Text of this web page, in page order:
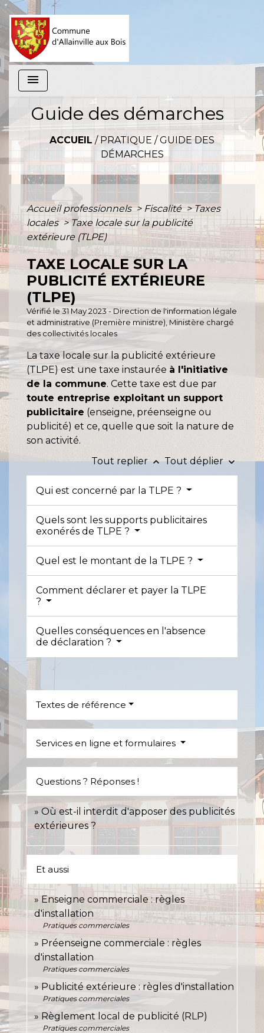
menu
Guide des démarches
ACCUEIL / PRATIQUE /GUIDE DES
DÉMARCHES
Accueil professionnels> Fiscalité> Taxes
locales > Taxe locale sur la publicité
extérieure (TLPE)
TAXE LOCALE SUR LA
PUBLICITÉ EXTÉRIEURE
(TLPE)
Vérifié le 31 May 2023 - Direction de l'information légale
et administrative (Première ministre), Ministère chargé
des collectivités locales
La taxe locale sur la publicité extérieure
(TLPE) est une taxe instaurée à l'initiative
de la commune. Cette taxe est due par
toute entreprise exploitant un support
publicitaire (enseigne, préenseigne ou
publicité) et ce, quelle que soit la nature de
son activité.
Tout replierkeyboard_arrow_up Tout déplierkeyboard_arrow_down
Qui est concerné par la TLPE ?
Quels sont les supports publicitaires
exonérés de TLPE ?
Quel est le montant de la TLPE ?
Comment déclarer et payer la TLPE
?
Quelles conséquences en l'absence
de déclaration ?
Textes de référence
Services en ligne et formulaires
Questions ? Réponses !
Où est-il interdit d'apposer des publicités
extérieures ?
Et aussi
Enseigne commerciale : règles
d'installation
Pratiques commerciales
Préenseigne commerciale : règles
d'installation
Pratiques commerciales
Publicité extérieure : règles d'installation
Pratiques commerciales
Règlement local de publicité (RLP)
Pratiques commerciales